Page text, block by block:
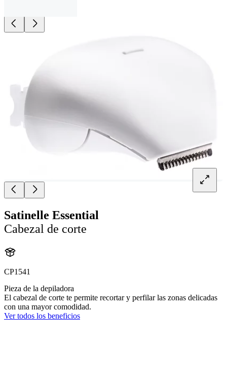
Satinelle Essential
Cabezal de corte
CP1541
Pieza de la depiladora
El cabezal de corte te permite recortar y perfilar las zonas delicadas
con una mayor comodidad.
Ver todos los beneficios